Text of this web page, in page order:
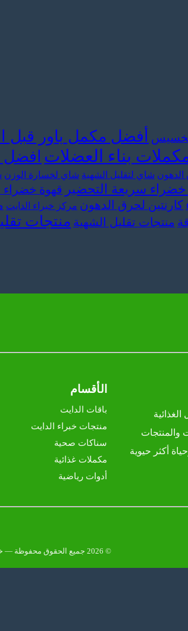
أفضل مكمل باور قبل
بناء العضلات افضل
شاي لتقليل الشهية شاي لخسارة الوزن
سريعة التحضير قهوة خضراء
كارنتين لحرق الدهون مركز خبراء الدايت
منتجات تقليل الشهية منتجات
والمنتجات
أكثر حيوية
الأقسام
باقات الدايت
منتجات خبراء الدايت
سناكات صحية
مكملات غذائية
أدوات رياضية
© 2026 جميع الحقوق محفوظة — خبراء الدايت